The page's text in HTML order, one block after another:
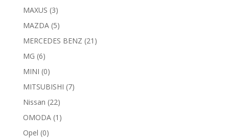
MAXUS (3)
MAZDA (5)
MERCEDES BENZ (21)
MG (6)
MINI (0)
MITSUBISHI (7)
Nissan (22)
OMODA (1)
Opel (0)